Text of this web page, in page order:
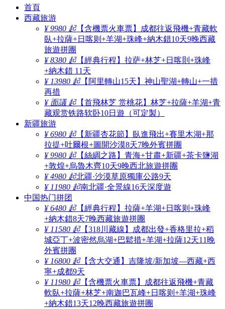
首頁
西藏旅游
¥ 9980 起【含機票火車票】成都往返飛機+青藏軟
臥+拉薩+日喀则+羊湖+珠峰+納木錯10天9晚西藏
旅遊拼團
¥ 8380 起【經典行程】拉萨+林芝+日喀則+珠峰
+納木錯 11天
¥ 13980 起【阿里轉山15天】神山聖湖+轉山+一措
再措
¥ 面議 起【首飛林芝 赏桃花】林芝+拉薩+羊湖+青
藏观赏铁路软卧10日遊（可定製）
新疆旅游
¥ 6980 起【新疆杏花節】臥進飛出+賽里木湖+那
拉提+吐爾根+圖開沙漠8天7晚外賓拼團
¥ 9980 起【絲綢之路】青海+甘肅+新疆+茶卡鹽湖
+敦煌+烏魯木齊10天9晚西北旅遊拼團
¥ 4980 起北疆·沙漠草原獨庫公路9天
¥ 11980 起南北疆·全景線16天深度遊
中国热门拼团
¥ 6480 起【經典行程】拉薩+羊湖+日喀则+珠峰
+納木錯8天7晚西藏旅遊拼團
¥ 11580 起【318川藏線】成都出發+香格里拉+稻
城亞丁+波密然烏湖+巴鬆措+羊湖+拉薩12天11晚
外賓拼團
¥ 16800 起【含大交通】吉隆坡/新加坡—西藏+西
寧+成都9天
¥ 11980 起【含機票火車票】成都往返飛機+青藏
軟臥+拉薩+林芝+南迦巴瓦峰+日喀则+羊湖+珠峰
+納木錯13天12晚西藏旅遊拼團